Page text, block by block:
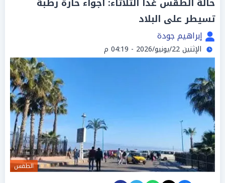
تسيطر على البلاد
إبراهيم جودة
الإثنين 22/يونيو/2026 - 04:19 م
الطقس